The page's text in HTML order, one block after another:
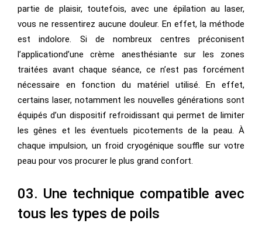
partie de plaisir, toutefois, avec une épilation au laser,
vous ne ressentirez aucune douleur. En effet, la méthode
est indolore. Si de nombreux centres préconisent
l’applicationd’une crème anesthésiante sur les zones
traitées avant chaque séance, ce n’est pas forcément
nécessaire en fonction du matériel utilisé. En effet,
certains laser, notamment les nouvelles générations sont
équipés d’un dispositif refroidissant qui permet de limiter
les gênes et les éventuels picotements de la peau. À
chaque impulsion, un froid cryogénique souffle sur votre
peau pour vos procurer le plus grand confort.
03. Une technique compatible avec
tous les types de poils